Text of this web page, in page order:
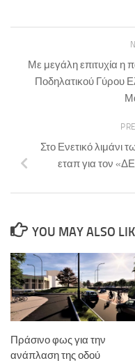
Με μεγάλη επιτυχία η
Ποδηλατικού Γύρου
Στο Ενετικό λιμάνι
εταπ για τον
YOU MAY ALSO
Πράσινο φως για την
ανάπλαση της οδού